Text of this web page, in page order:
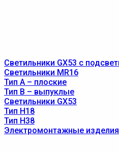
Светильники GX53 с
Светильники MR16
Тип A – плоские
Тип B – выпуклые
Светильники GX53
Тип Н18
Тип Н38
Электромонтажные изделия